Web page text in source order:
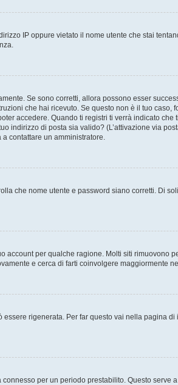
IP oppure vietato il nome utente che stai
Se sono corretti, allora possono esser
che hai ricevuto. Se questo non è il tuo
accedere. Quando ti registri ti verrà indicato
indirizzo di posta sia valido? (L’attivazione via
contattare un amministratore.
che nome utente e password siano corretti. Di
account per qualche ragione. Molti siti
e cerca di farti coinvolgere maggiormente
rigenerata. Per far questo vai nella pagina di
per un periodo prestabilito. Questo